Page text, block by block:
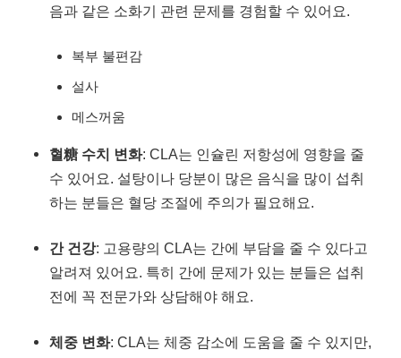
음과 같은 소화기 관련 문제를 경험할 수 있어요.
복부 불편감
설사
메스꺼움
혈糖 수치 변화: CLA는 인슐린 저항성에 영향을 줄
수 있어요. 설탕이나 당분이 많은 음식을 많이 섭취
하는 분들은 혈당 조절에 주의가 필요해요.
간 건강: 고용량의 CLA는 간에 부담을 줄 수 있다고
알려져 있어요. 특히 간에 문제가 있는 분들은 섭취
전에 꼭 전문가와 상담해야 해요.
체중 변화: CLA는 체중 감소에 도움을 줄 수 있지만,